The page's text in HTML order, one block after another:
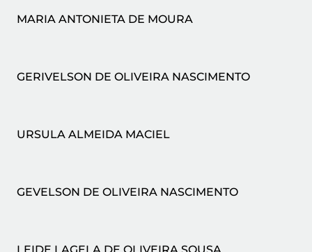
MARIA ANTONIETA DE MOURA
GERIVELSON DE OLIVEIRA NASCIMENTO
URSULA ALMEIDA MACIEL
GEVELSON DE OLIVEIRA NASCIMENTO